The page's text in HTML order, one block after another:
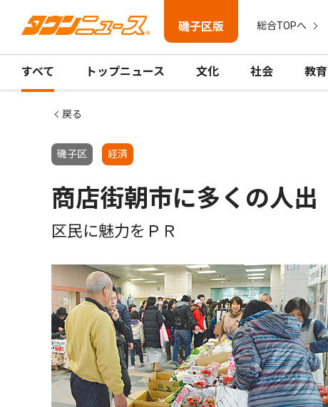
磯子区版 総合TOPへ
すべて トップニュース 文化 社会 教育
戻る
磯子区 経済
商店街朝市に多くの人出
区民に魅力をＰＲ